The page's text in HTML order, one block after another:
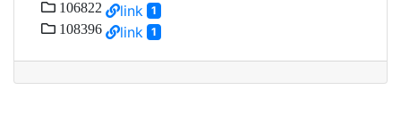
106822 link 1
108396 link 1